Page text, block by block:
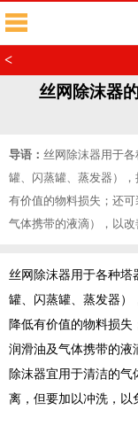
<
丝网除沫器
导语： 丝网除沫器用于
罐、闪蒸罐、蒸发器）
有价值的物料损失；还
气体携带的液滴），以
丝网除沫器用于各种塔
罐、闪蒸罐、蒸发器）
降低有价值的物料损
润滑油及气体携带的液
除沫器宜用于清洁的
离，但要加以冲洗，以